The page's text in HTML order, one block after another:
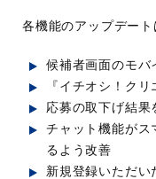
各機能のアップデート
候補者画面のモバ
『イチオシ！ク
応募の取下げ結果
チャット機能がス
るよう改善
新規登録いただい